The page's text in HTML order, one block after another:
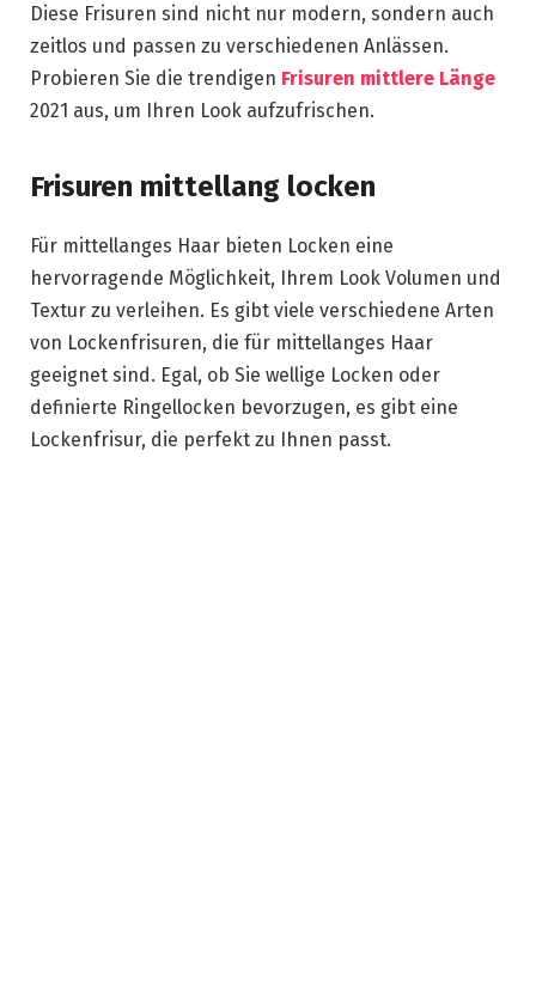
Diese Frisuren sind nicht nur modern, sondern auch
zeitlos und passen zu verschiedenen Anlässen.
Probieren Sie die trendigen Frisuren mittlere Länge
2021 aus, um Ihren Look aufzufrischen.
Frisuren mittellang locken
Für mittellanges Haar bieten Locken eine
hervorragende Möglichkeit, Ihrem Look Volumen und
Textur zu verleihen. Es gibt viele verschiedene Arten
von Lockenfrisuren, die für mittellanges Haar
geeignet sind. Egal, ob Sie wellige Locken oder
definierte Ringellocken bevorzugen, es gibt eine
Lockenfrisur, die perfekt zu Ihnen passt.